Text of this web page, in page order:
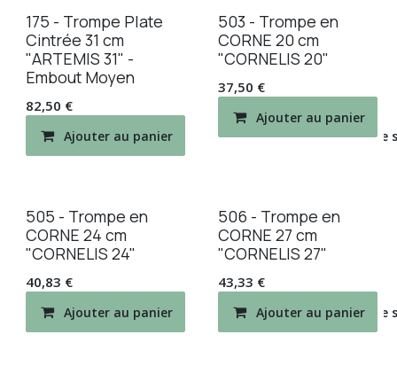
175 - Trompe Plate
Cintrée 31 cm
"ARTEMIS 31" -
Embout Moyen
82,50 €
Ajouter au panier Ajouter à la liste de
503 - Trompe en
CORNE 20 cm
"CORNELIS 20"
37,50 €
Ajouter au panier
505 - Trompe en
CORNE 24 cm
"CORNELIS 24"
40,83 €
Ajouter au panier Ajouter à la liste de
506 - Trompe en
CORNE 27 cm
"CORNELIS 27"
43,33 €
Ajouter au panier